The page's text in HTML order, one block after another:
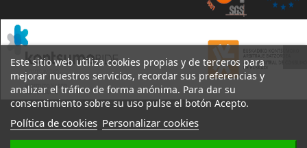
Este sitio web utiliza cookies propias y de terceros para
mejorar nuestros servicios, recordar sus preferencias y
analizar el tráfico de forma anónima. Para dar su
consentimiento sobre su uso pulse el botón Acepto.
Política de cookies Personalizar cookies